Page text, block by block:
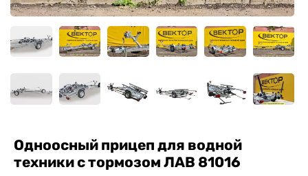
Для водной техники
Спец. назначения
Одноосные
Прицепы для квадроциклов
Прицепы для гидроциклов
Прицепы-автовозы
Прицепы с тормозом
Одноосный прицеп для водной
техники с тормозом ЛАВ 81016